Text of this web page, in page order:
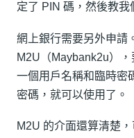
定了 PIN 碼，然後教我
網上銀行需要另外申請
M2U（Maybank2u）
一個用戶名稱和臨時密
密碼，就可以使用了。
M2U 的介面還算清楚